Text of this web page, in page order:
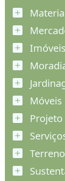
Imóveis
Móveis
Projeto
Terreno